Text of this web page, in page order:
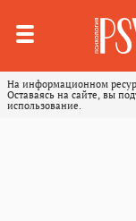
На информационном
Оставаясь на сайте, вы
использование.